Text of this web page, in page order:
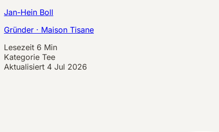
Jan-Hein Boll
Gründer · Maison Tisane
Lesezeit 6 Min
Kategorie Tee
Aktualisiert 4 Jul 2026